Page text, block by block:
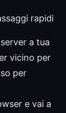
rapidi
a tua
vicino per
per
e vai a